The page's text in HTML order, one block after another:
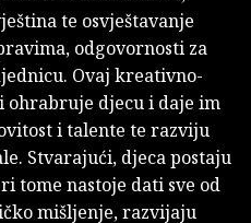
te osvještavanje
odgovornosti za
Ovaj kreativno-
djecu i daje im
i talente te razviju
Stvarajući, djeca postaju
tome nastoje dati sve od
mišljenje, razvijaju